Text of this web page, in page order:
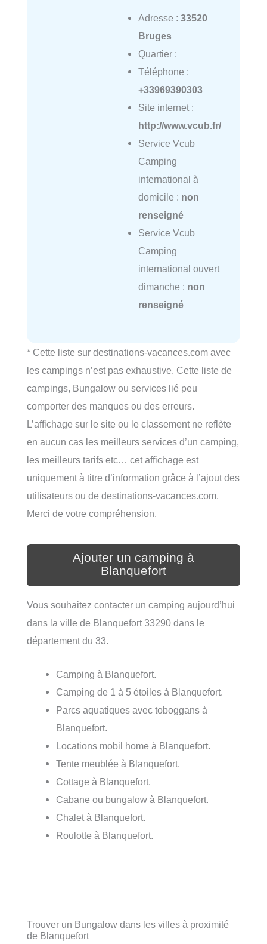
Adresse : 33520
Bruges
Quartier :
Téléphone :
+33969390303
Site internet :
http://www.vcub.fr/
Service Vcub
Camping
international à
domicile : non
renseigné
Service Vcub
Camping
international ouvert
dimanche : non
renseigné
* Cette liste sur destinations-vacances.com avec
les campings n’est pas exhaustive. Cette liste de
campings, Bungalow ou services lié peu
comporter des manques ou des erreurs.
L’affichage sur le site ou le classement ne reflète
en aucun cas les meilleurs services d’un camping,
les meilleurs tarifs etc… cet affichage est
uniquement à titre d’information grâce à l’ajout des
utilisateurs ou de destinations-vacances.com.
Merci de votre compréhension.
Ajouter un camping à
Blanquefort
Vous souhaitez contacter un camping aujourd’hui
dans la ville de Blanquefort 33290 dans le
département du 33.
Camping à Blanquefort.
Camping de 1 à 5 étoiles à Blanquefort.
Parcs aquatiques avec toboggans à
Blanquefort.
Locations mobil home à Blanquefort.
Tente meublée à Blanquefort.
Cottage à Blanquefort.
Cabane ou bungalow à Blanquefort.
Chalet à Blanquefort.
Roulotte à Blanquefort.
Trouver un Bungalow dans les villes à proximité
de Blanquefort